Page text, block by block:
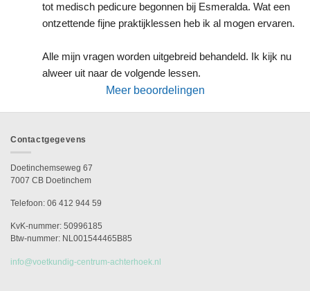
tot medisch pedicure begonnen bij Esmeralda. Wat een
ontzettende fijne praktijklessen heb ik al mogen ervaren.
Alle mijn vragen worden uitgebreid behandeld. Ik kijk nu
alweer uit naar de volgende lessen.
Meer beoordelingen
Contactgegevens
Doetinchemseweg 67
7007 CB Doetinchem
Telefoon: 06 412 944 59
KvK-nummer: 50996185
Btw-nummer: NL001544465B85
info@voetkundig-centrum-achterhoek.nl